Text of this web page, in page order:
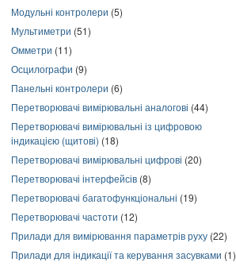
Модульні контролери (5)
Мультиметри (51)
Омметри (11)
Осцилографи (9)
Панельні контролери (6)
Перетворювачі вимірювальні аналогові (44)
Перетворювачі вимірювальні із цифровою
індикацією (щитові) (18)
Перетворювачі вимірювальні цифрові (20)
Перетворювачі інтерфейсів (8)
Перетворювачі багатофункціональні (19)
Перетворювачі частоти (12)
Прилади для вимірювання параметрів руху (22)
Прилади для індикації та керування засувками (1)